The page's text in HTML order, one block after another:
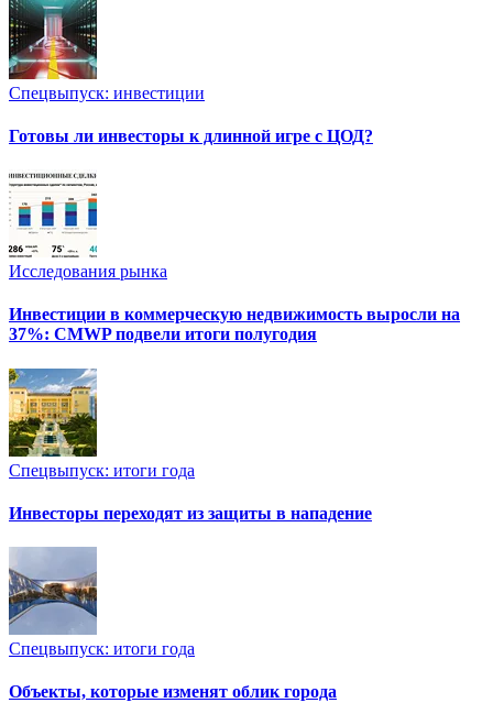
Спецвыпуск: инвестиции
Готовы ли инвесторы к длинной игре с ЦОД?
Исследования рынка
Инвестиции в коммерческую недвижимость выросли на
37%: CMWP подвели итоги полугодия
Спецвыпуск: итоги года
Инвесторы переходят из защиты в нападение
Спецвыпуск: итоги года
Объекты, которые изменят облик города